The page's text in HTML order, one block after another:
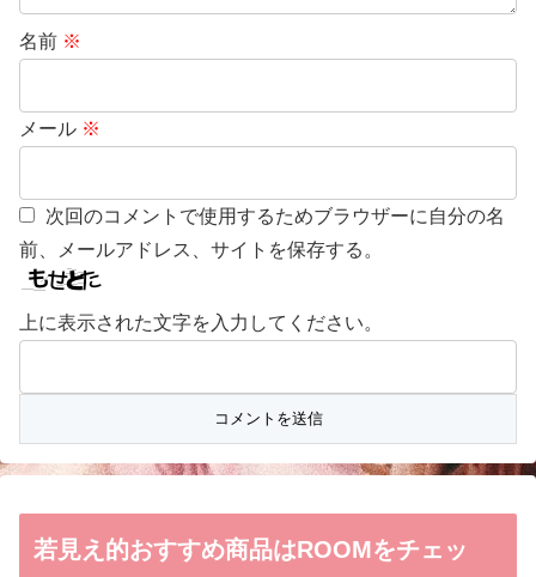
名前 ※
メール ※
次回のコメントで使用するためブラウザーに自分の名
前、メールアドレス、サイトを保存する。
上に表示された文字を入力してください。
若見え的おすすめ商品はROOMをチェッ